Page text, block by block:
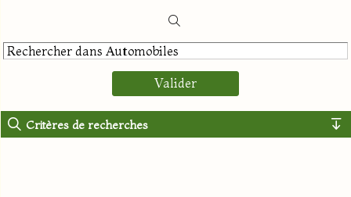
Critères de recherches